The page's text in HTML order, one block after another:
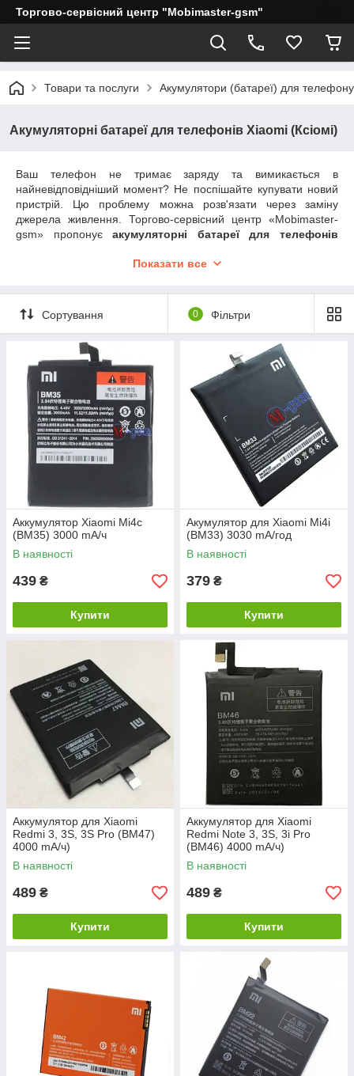
Торгово-сервісний центр "Mobimaster-gsm"
Товари та послуги Акумулятори (батареї) для телефону
Акумуляторні батареї для телефонів Xiaomi (Ксіомі)
Ваш телефон не тримає заряду та вимикається в
найневідповідніший момент? Не поспішайте купувати новий
пристрій. Цю проблему можна розв'язати через заміну
джерела живлення. Торгово-сервісний центр «Mobimaster-
gsm» пропонуєакумуляторні батареї для телефонів
із легкістю підібрати відповідний виріб до свого мобільника,
джерела живлення ваш телефон працюватиме як новий, а
маніпуляції щодо встановлення займуть лише кілька хвилин.
Показати все
Сортування 0 Фільтри
Аккумулятор Xiaomi Mi4c
(BM35) 3000 mA/ч
В наявності
439 ₴
Купити
Акумулятор для Xiaomi Mi4i
(BM33) 3030 mA/год
В наявності
379 ₴
Купити
Аккумулятор для Xiaomi
Redmi 3, 3S, 3S Pro (BM47)
4000 mA/ч)
В наявності
489 ₴
Купити
Аккумулятор для Xiaomi
Redmi Note 3, 3S, 3i Pro
(BM46) 4000 mA/ч)
В наявності
489 ₴
Купити